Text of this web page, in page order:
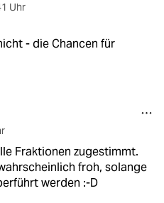
Uhr
- die Chancen für
Fraktionen zugestimmt.
froh, solange
werden :-D